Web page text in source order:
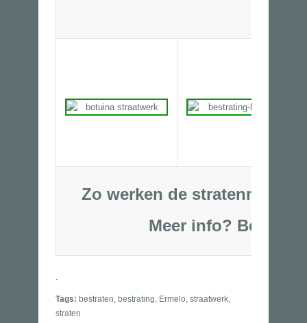
Zo werken de
Meer info? Bel 0
Tags: bestraten ,bestrating Ermelo ,straatwerk
straten